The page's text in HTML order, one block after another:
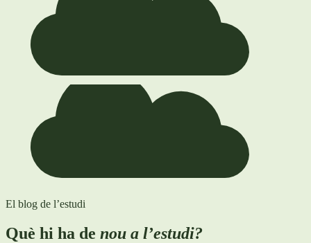
El blog de l’estudi
Què hi ha de nou a l’estudi?